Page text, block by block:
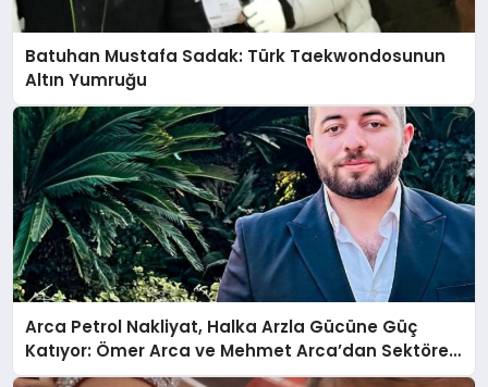
Batuhan Mustafa Sadak: Türk Taekwondosunun
Altın Yumruğu
Arca Petrol Nakliyat, Halka Arzla Gücüne Güç
Katıyor: Ömer Arca ve Mehmet Arca’dan Sektöre
Güçlü Yatırım